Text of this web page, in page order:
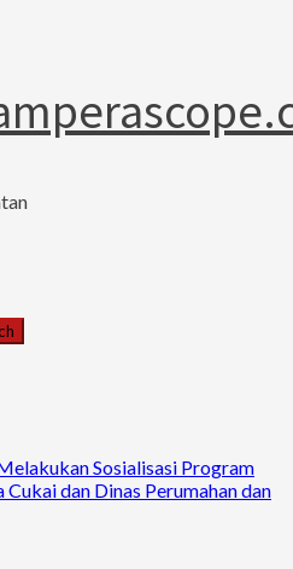
Sosialisasi Program
dan Dinas Perumahan dan